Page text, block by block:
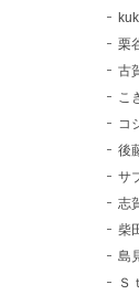
栗
古
こ
コ
後
サ
志
柴
島
Ｓ